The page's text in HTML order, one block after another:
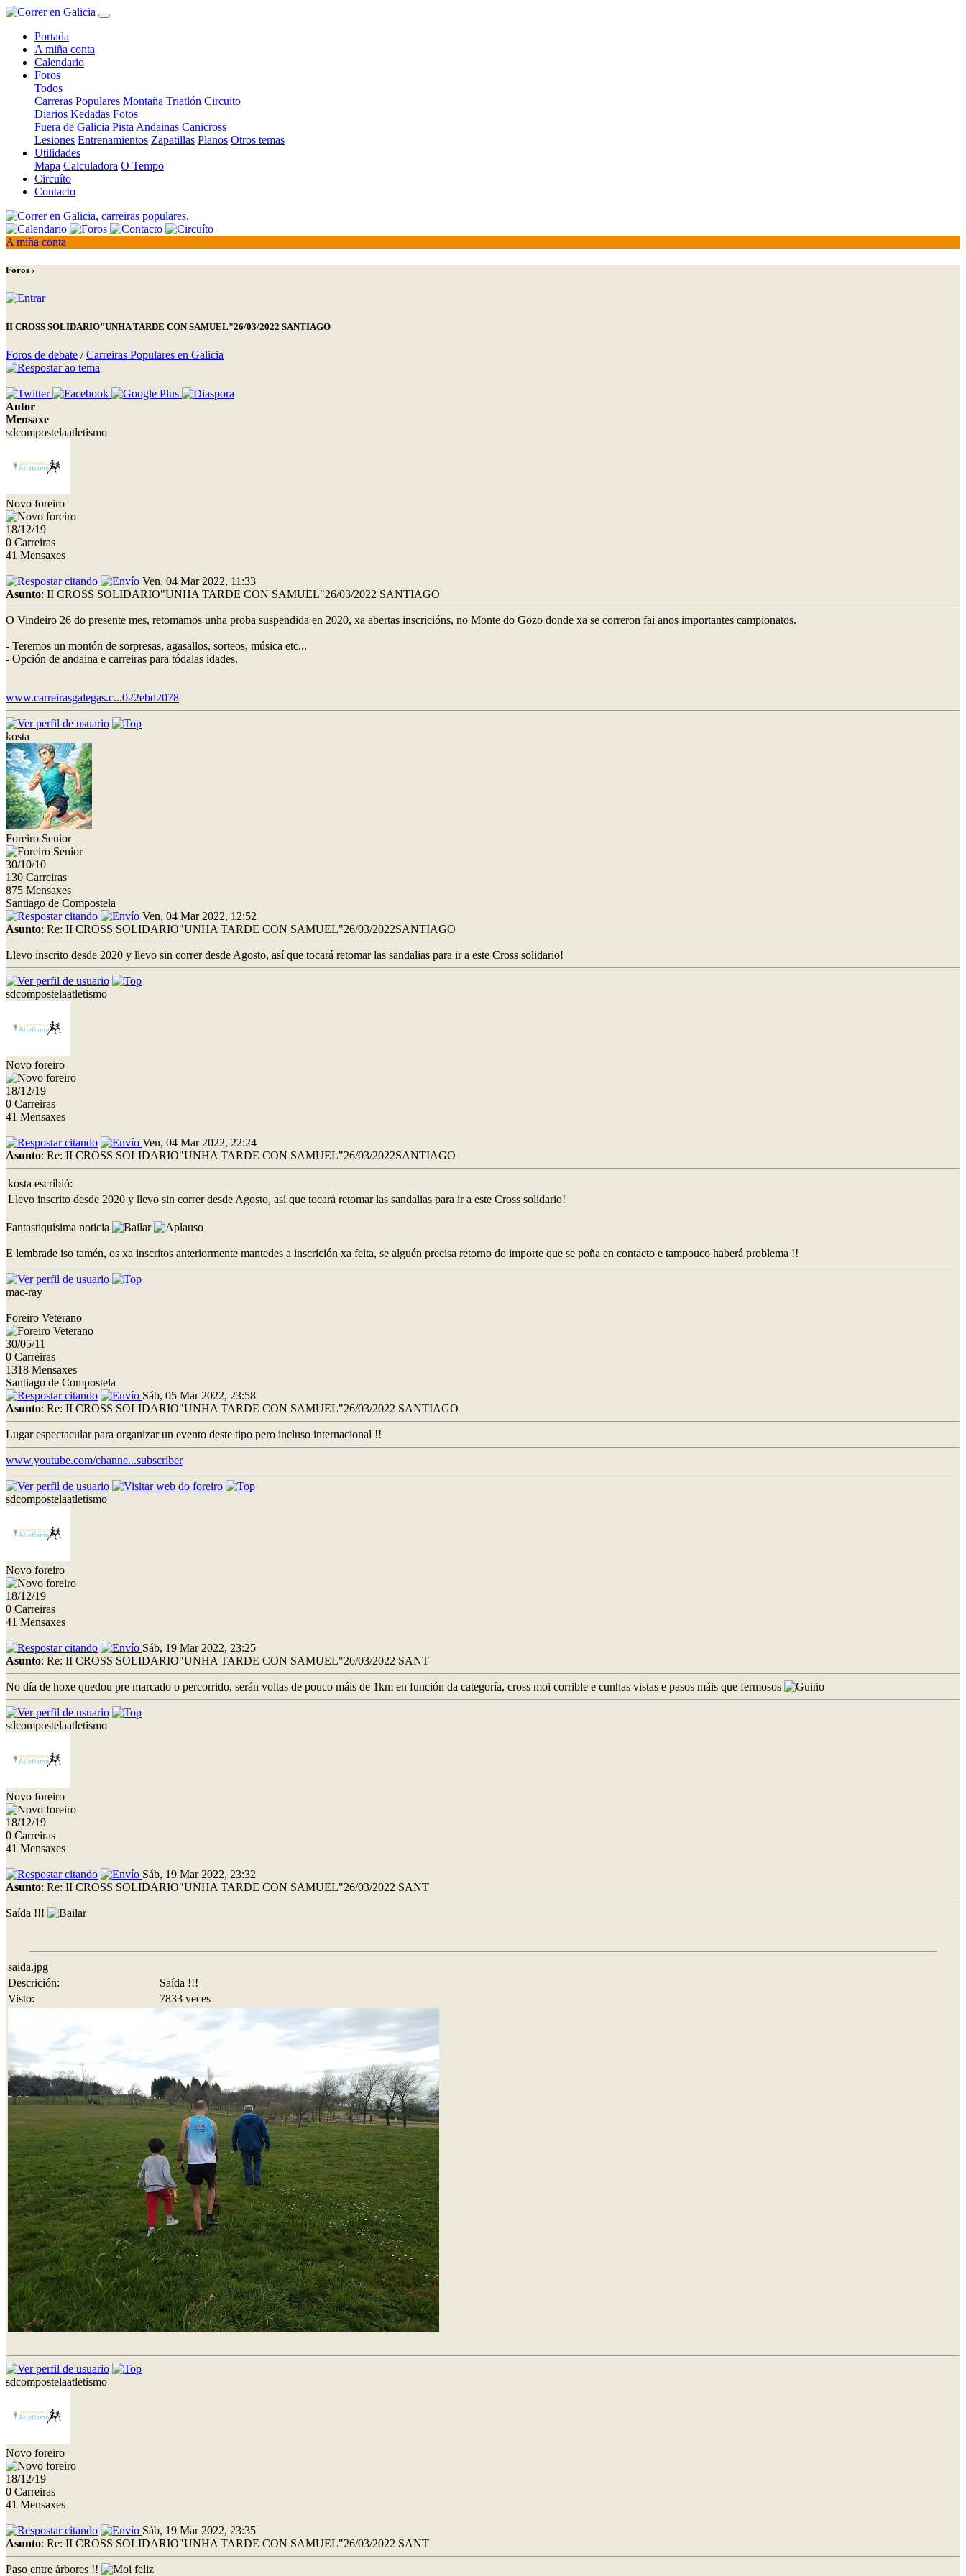
Portada
A miña conta
Calendario
Foros
Todos
Carreras Populares Montaña Triatlón Circuito
Diarios Kedadas Fotos
Fuera de Galicia Pista Andainas Canicross
Lesiones Entrenamientos Zapatillas Planos Otros temas
Utilidades
Mapa Calculadora O Tempo
Circuíto
Contacto
A miña conta
Foros ›
II CROSS SOLIDARIO"UNHA TARDE CON SAMUEL"26/03/2022 SANTIAGO
Foros de debate /Carreiras Populares en Galicia
Autor
Mensaxe
sdcompostelaatletismo
Novo foreiro
18/12/19
0 Carreiras
41 Mensaxes
Ven, 04 Mar 2022, 11:33
Asunto: II CROSS SOLIDARIO"UNHA TARDE CON SAMUEL"26/03/2022 SANTIAGO
O Vindeiro 26 do presente mes, retomamos unha proba suspendida en 2020, xa abertas inscricións, no Monte do Gozo donde xa se correron fai anos importantes campionatos.
- Teremos un montón de sorpresas, agasallos, sorteos, música etc...
- Opción de andaina e carreiras para tódalas idades.
www.carreirasgalegas.c...022ebd2078
kosta
Foreiro Senior
30/10/10
130 Carreiras
875 Mensaxes
Santiago de Compostela
Ven, 04 Mar 2022, 12:52
Asunto: Re: II CROSS SOLIDARIO"UNHA TARDE CON SAMUEL"26/03/2022SANTIAGO
Llevo inscrito desde 2020 y llevo sin correr desde Agosto, así que tocará retomar las sandalias para ir a este Cross solidario!
sdcompostelaatletismo
Novo foreiro
18/12/19
0 Carreiras
41 Mensaxes
Ven, 04 Mar 2022, 22:24
Asunto: Re: II CROSS SOLIDARIO"UNHA TARDE CON SAMUEL"26/03/2022SANTIAGO
kosta escribió:
Llevo inscrito desde 2020 y llevo sin correr desde Agosto, así que tocará retomar las sandalias para ir a este Cross solidario!
Fantastiquísima noticia
E lembrade iso tamén, os xa inscritos anteriormente mantedes a inscrición xa feita, se alguén precisa retorno do importe que se poña en contacto e tampouco haberá problema !!
mac-ray
Foreiro Veterano
30/05/11
0 Carreiras
1318 Mensaxes
Santiago de Compostela
Sáb, 05 Mar 2022, 23:58
Asunto: Re: II CROSS SOLIDARIO"UNHA TARDE CON SAMUEL"26/03/2022 SANTIAGO
Lugar espectacular para organizar un evento deste tipo pero incluso internacional !!
www.youtube.com/channe...subscriber
sdcompostelaatletismo
Novo foreiro
18/12/19
0 Carreiras
41 Mensaxes
Sáb, 19 Mar 2022, 23:25
Asunto: Re: II CROSS SOLIDARIO"UNHA TARDE CON SAMUEL"26/03/2022 SANT
No día de hoxe quedou pre marcado o percorrido, serán voltas de pouco máis de 1km en función da categoría, cross moi corrible e cunhas vistas e pasos máis que fermosos
sdcompostelaatletismo
Novo foreiro
18/12/19
0 Carreiras
41 Mensaxes
Sáb, 19 Mar 2022, 23:32
Asunto: Re: II CROSS SOLIDARIO"UNHA TARDE CON SAMUEL"26/03/2022 SANT
Saída !!!
saida.jpg
Descrición:
Saída !!!
Visto:
7833 veces
sdcompostelaatletismo
Novo foreiro
18/12/19
0 Carreiras
41 Mensaxes
Sáb, 19 Mar 2022, 23:35
Asunto: Re: II CROSS SOLIDARIO"UNHA TARDE CON SAMUEL"26/03/2022 SANT
Paso entre árbores !!